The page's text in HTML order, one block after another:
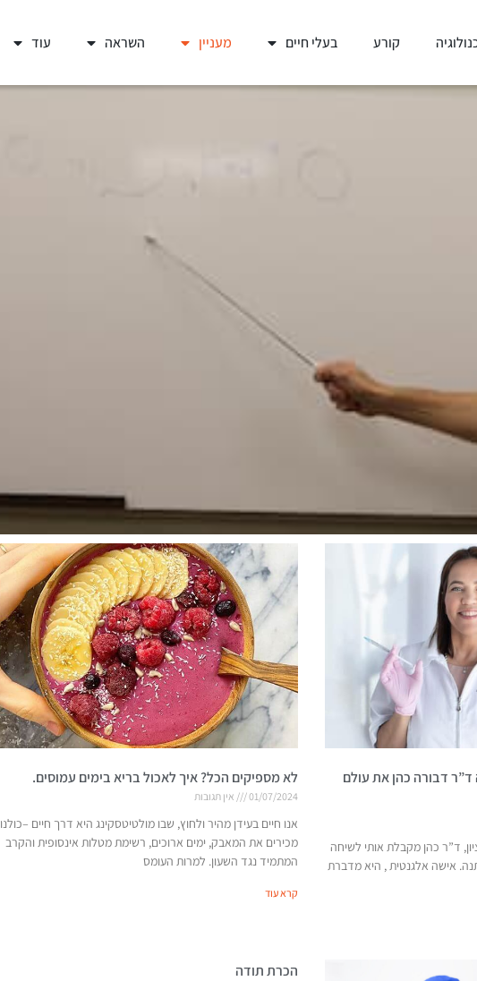
קורע בעלי חיים מעניין השראה עוד
דבורה כהן את עולם
ד”ר כהן מקבלת אותי לשיחה
אישה אלגנטית , היא מדברת
לא מספיקים הכל? איך לאכול בריא בימים עמוסים.
01/07/2024 אין תגובות
אנו חיים בעידן מהיר ולחוץ, שבו מולטיטסקינג היא דרך חיים –כולנו
מכירים את המאבק, ימים ארוכים, רשימת מטלות אינסופית והקרב
המתמיד נגד השעון. למרות העומס
קרא עוד
הכרת תודה